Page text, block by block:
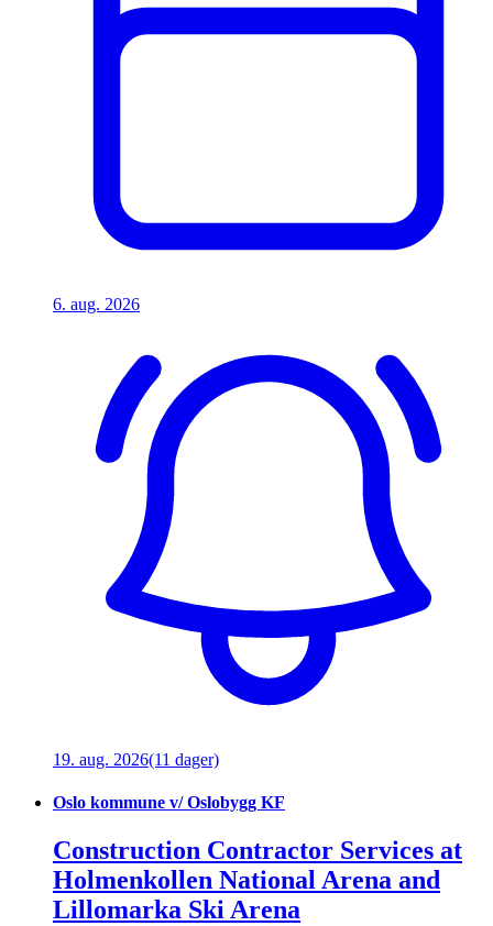
6. aug. 2026
19. aug. 2026(11 dager)
Oslo kommune v/ Oslobygg KF
Construction Contractor Services at
Holmenkollen National Arena and
Lillomarka Ski Arena